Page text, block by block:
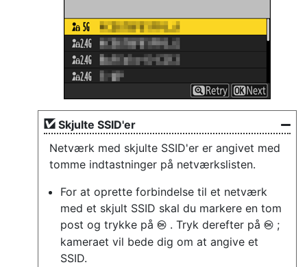
Skjulte SSID'er
Netværk med skjulte SSID'er er angivet med
tomme indtastninger på netværkslisten.
For at oprette forbindelse til et netværk
med et skjult SSID skal du markere en tom
post og trykke på J . Tryk derefter på J ;
kameraet vil bede dig om at angive et
SSID.